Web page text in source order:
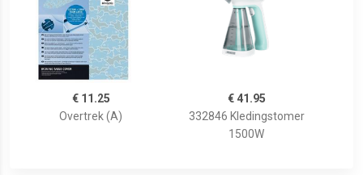
€ 11.25
Overtrek (A)
€ 41.95
332846 Kledingstomer
1500W